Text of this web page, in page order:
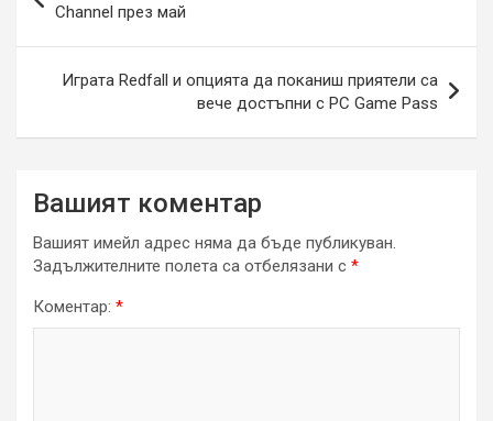
Channel през май
Играта Redfall и опцията да поканиш приятели са
вече достъпни с PC Game Pass
Вашият коментар
Вашият имейл адрес няма да бъде публикуван.
Задължителните полета са отбелязани с *
Коментар: *